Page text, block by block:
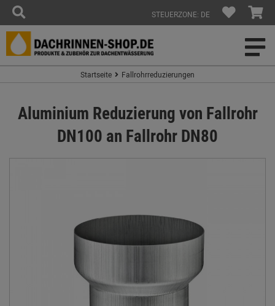
STEUERZONE: DE
Startseite Fallrohrreduzierungen
Aluminium Reduzierung von Fallrohr
DN100 an Fallrohr DN80